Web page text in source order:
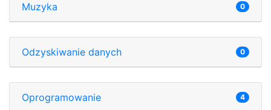
Muzyka 0
Odzyskiwanie danych 0
Oprogramowanie 4